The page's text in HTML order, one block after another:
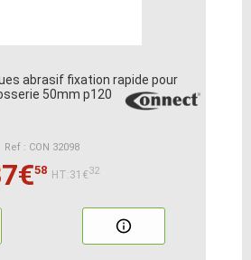
abrasif fixation rapide pour
50mm p120
Ref : CON 32098
58 HT:31€32